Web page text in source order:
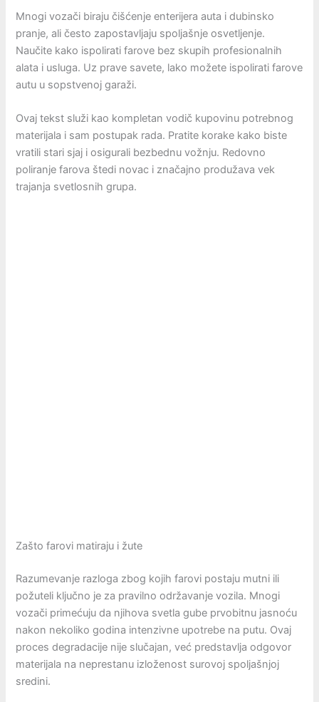
Mnogi vozači biraju čišćenje enterijera auta i dubinsko
pranje, ali često zapostavljaju spoljašnje osvetljenje.
Naučite kako ispolirati farove bez skupih profesionalnih
alata i usluga. Uz prave savete, lako možete ispolirati farove
autu u sopstvenoj garaži.
Ovaj tekst služi kao kompletan vodič kupovinu potrebnog
materijala i sam postupak rada. Pratite korake kako biste
vratili stari sjaj i osigurali bezbednu vožnju. Redovno
poliranje farova štedi novac i značajno produžava vek
trajanja svetlosnih grupa.
Zašto farovi matiraju i žute
Razumevanje razloga zbog kojih farovi postaju mutni ili
požuteli ključno je za pravilno održavanje vozila. Mnogi
vozači primećuju da njihova svetla gube prvobitnu jasnoću
nakon nekoliko godina intenzivne upotrebe na putu. Ovaj
proces degradacije nije slučajan, već predstavlja odgovor
materijala na neprestanu izloženost surovoj spoljašnjoj
sredini.